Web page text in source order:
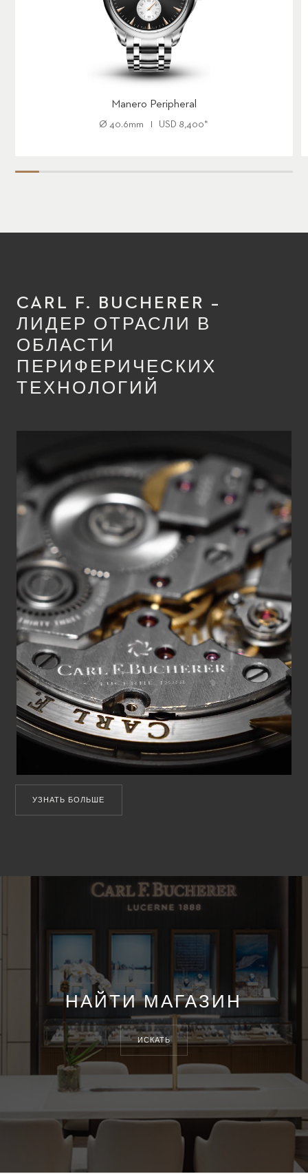
Manero Peripheral
Ø 40.6mm USD 8,400*
CARL F. BUCHERER –
ЛИДЕР ОТРАСЛИ В
ОБЛАСТИ
ПЕРИФЕРИЧЕСКИХ
ТЕХНОЛОГИЙ
УЗНАТЬ БОЛЬШЕ
НАЙТИ МАГАЗИН
ИСКАТЬ